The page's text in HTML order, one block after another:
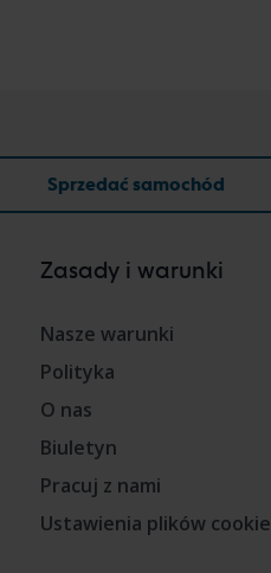
Sprzedać samochód
Zasady i warunki
Nasze warunki
Polityka
O nas
Biuletyn
Pracuj z nami
Ustawienia plików cookie